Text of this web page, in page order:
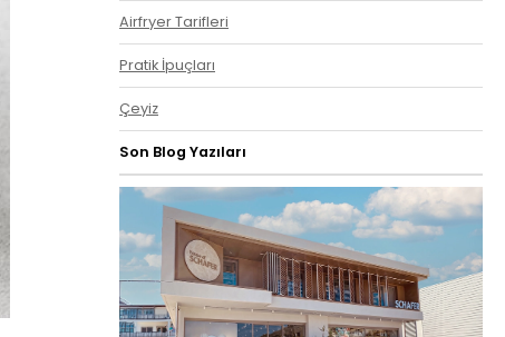
Airfryer Tarifleri
Pratik İpuçları
Çeyiz
Son Blog Yazıları